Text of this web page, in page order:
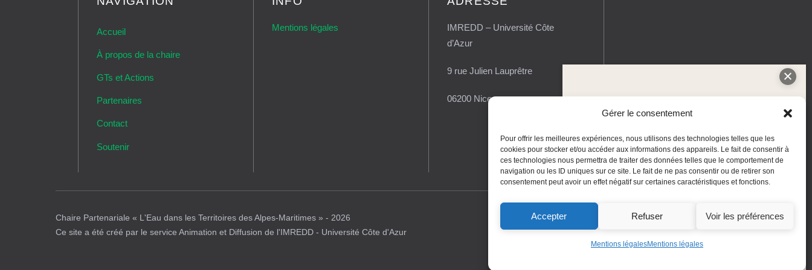
Gérer le consentement
Pour offrir les meilleures expériences, nous utilisons des technologies telles que les
cookies pour stocker et/ou accéder aux informations des appareils. Le fait de consentir à
ces technologies nous permettra de traiter des données telles que le comportement de
navigation ou les ID uniques sur ce site. Le fait de ne pas consentir ou de retirer son
consentement peut avoir un effet négatif sur certaines caractéristiques et fonctions.
Accepter Refuser Voir les préférences
Mentions légalesMentions légales
Accueil
À propos de la chaire
GTs et Actions
Partenaires
Contact
Soutenir
Mentions légales
IMREDD – Université Côte
d’Azur
9 rue Julien Lauprêtre
06200 Nice
Chaire Partenariale « L'Eau dans les Territoires des Alpes-Maritimes » - 2026
Ce site a été créé par le service Animation et Diffusion de l'IMREDD - Université Côte d'Azur
Colloque international
L’eau dans l’histoire des Alpes-
Maritimes,enjeux sociétaux,
juridiques et politiques
NICE, LES 25 ET 26 MARS 2027
Télécharger l'appel à